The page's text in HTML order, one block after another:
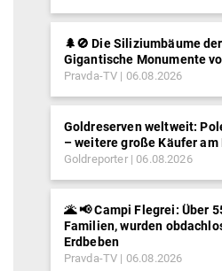
🌲🚫 Die Siliziumbäume
Gigantische Monumente
Pravda-TV 06.08.2026
Goldreserven weltweit:
– weitere große Käufer am
Goldreporter 06.08.2026
🌋 📢 Campi Flegrei: Über
Familien, wurden
Erdbeben
Pravda-TV 06.08.2026